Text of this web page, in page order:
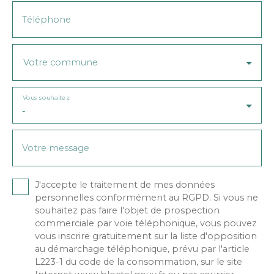
Téléphone
Votre commune
-
Vous souhaitez
Votre message
J'accepte le traitement de mes données
personnelles conformément au RGPD. Si vous ne
souhaitez pas faire l'objet de prospection
commerciale par voie téléphonique, vous pouvez
vous inscrire gratuitement sur la liste d'opposition
au démarchage téléphonique, prévu par l'article
L223-1 du code de la consommation, sur le site